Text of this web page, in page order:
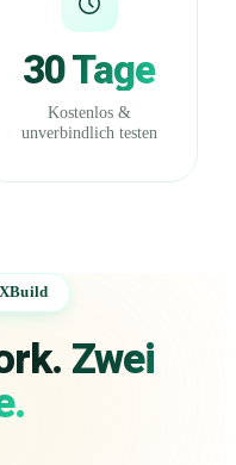
30 Tage
Kostenlos &
unverbindlich testen
Zwei